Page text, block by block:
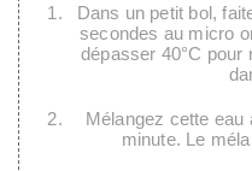
Dans un petit bol,
secondes au micro
dépasser 40°C pour
Mélangez cette
minute. Le